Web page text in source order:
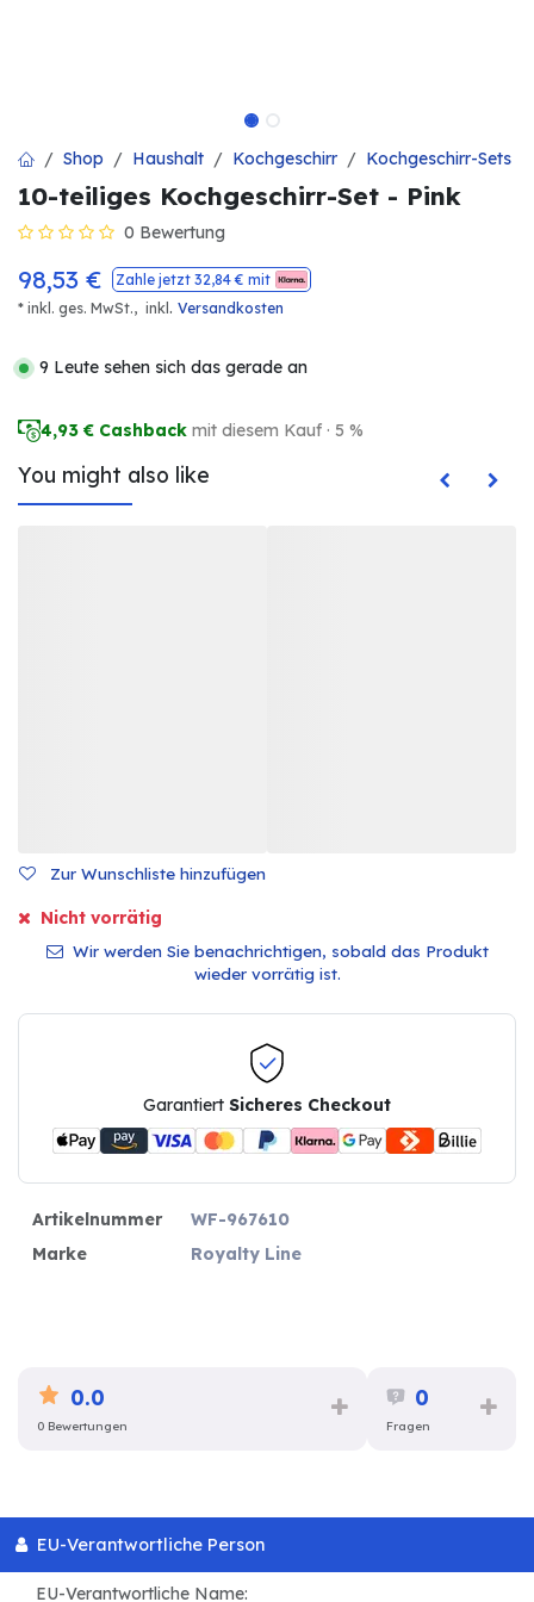
Shop Haushalt Kochgeschirr Kochgeschirr-Sets
10-teiliges Kochgeschirr-Set - Pink
0 Bewertung
98,53 € Zahle jetzt 32,84€ mit
* inkl. ges. MwSt., inkl . Versandkosten
9 Leute sehen sich das gerade an
4,93 € Cashback mit diesem Kauf · 5 %
You might also like
Zur Wunschliste hinzufügen
Nicht vorrätig
Wir werden Sie benachrichtigen, sobald das Produkt
wieder vorrätig ist.
Garantiert Sicheres Checkout
Artikelnummer
WF-967610
Marke
Royalty Line
0.0
0 Bewertungen
0
Fragen
EU-Verantwortliche Person
EU-Verantwortliche Name: